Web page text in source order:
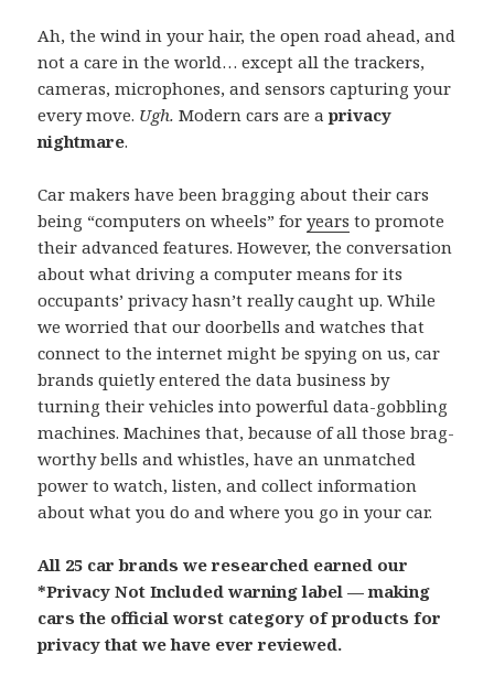
Ah, the wind in your hair, the open road ahead, and
not a care in the world… except all the trackers,
cameras, microphones, and sensors capturing your
every move. Ugh. Modern cars are aprivacy
nightmare.
Car makers have been bragging about their cars
being “computers on wheels” foryears to promote
their advanced features. However, the conversation
about what driving a computer means for its
occupants’ privacy hasn’t really caught up. While
we worried that our doorbells and watches that
connect to the internet might be spying on us, car
brands quietly entered the data business by
turning their vehicles into powerful data-gobbling
machines. Machines that, because of all those brag-
worthy bells and whistles, have an unmatched
power to watch, listen, and collect information
about what you do and where you go in your car.
All 25 car brands we researched earned our
*Privacy Not Included warning label — making
cars the official worst category of products for
privacy that we have ever reviewed.